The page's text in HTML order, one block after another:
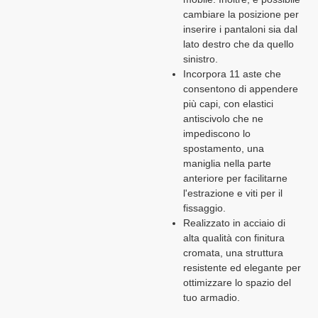
cambiare la posizione per
inserire i pantaloni sia dal
lato destro che da quello
sinistro.
Incorpora 11 aste che
consentono di appendere
più capi, con elastici
antiscivolo che ne
impediscono lo
spostamento, una
maniglia nella parte
anteriore per facilitarne
l'estrazione e viti per il
fissaggio.
Realizzato in acciaio di
alta qualità con finitura
cromata, una struttura
resistente ed elegante per
ottimizzare lo spazio del
tuo armadio.